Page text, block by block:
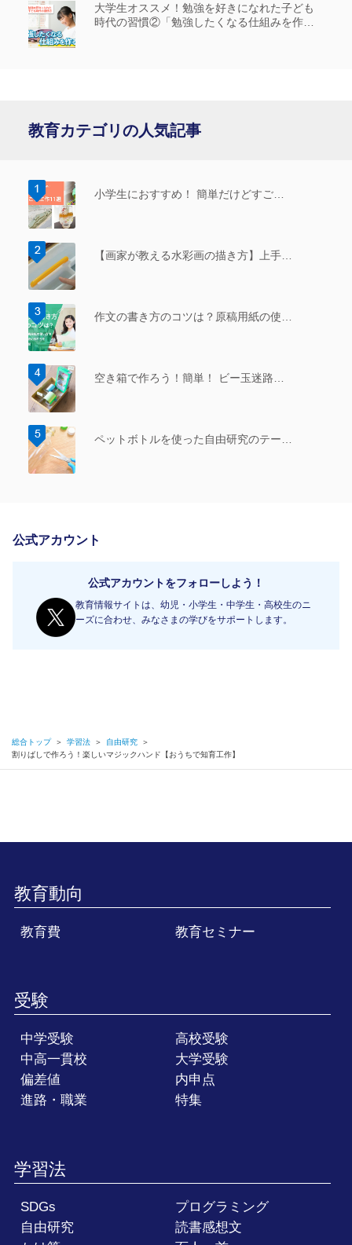
大学生オススメ！勉強を好きになれた子ども
時代の習慣②「勉強したくなる仕組みを作
教育カテゴリの人気記事
小学生におすすめ！ 簡単だけどすご…
【画家が教える水彩画の描き方】上手…
作文の書き方のコツは？原稿用紙の使…
空き箱で作ろう！簡単！ ビー玉迷路…
ペットボトルを使った自由研究のテー…
公式アカウント
公式アカウントをフォローしよう！
教育情報サイトは、幼児・小学生・中学生・高校生のニ
ーズに合わせ、みなさまの学びをサポートします。
総合トップ ＞ 学習法 ＞ 自由研究
＞
割りばしで作ろう！楽しいマジックハンド【おうちで知育工作】
教育動向
教育費 教育セミナー
受験
中学受験
高校受験
中高一貫校
大学受験
偏差値
内申点
進路・職業
特集
学習法
SDGs
プログラミング
自由研究
読書感想文